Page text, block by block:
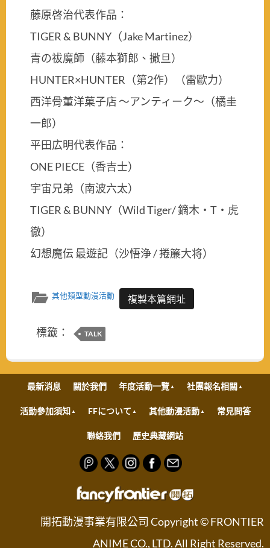
藤原啓治代表作品：
TIGER & BUNNY（Jake Martinez）
青の祓魔師（藤本獅郎、撒旦）
HUNTER×HUNTER（第2作）（雷歐力）
西洋骨董洋菓子店 〜アンティーク〜（橘圭
一郎）
平田広明代表作品：
ONE PIECE（香吉士）
宇宙兄弟（南波六太）
TIGER & BUNNY（Wild Tiger/ 鏑木・T・虎
徹）
幻想魔伝 最遊記（沙悟浄 / 捲簾大将）
其他類型動漫活動 複製本篇網址
標籤： TALK
最新消息 關於我們 年度活動一覽 社團報名相關
活動參加須知 FFについて 其他動漫活動 常見問答
聯絡我們 歷史典藏網站
開拓動漫事業有限公司 Copyright © FRONTIER
ANIME CO., LTD. All Right Reserved.